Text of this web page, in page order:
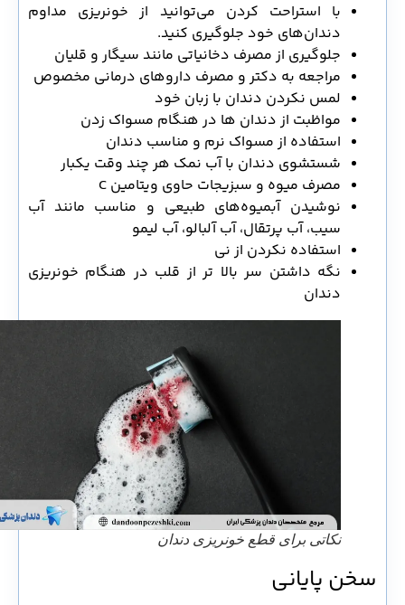
با استراحت کردن می‌توانید از خونریزی مداوم
دندان‌های خود جلوگیری کنید.
جلوگیری از مصرف دخانیاتی مانند سیگار و قلیان
مراجعه به دکتر و مصرف داروهای درمانی مخصوص
لمس نکردن دندان با زبان خود
مواظبت از دندان ها در هنگام مسواک زدن
استفاده از مسواک نرم و مناسب دندان
شستشوی دندان با آب نمک هر چند وقت یکبار
مصرف میوه و سبزیجات حاوی ویتامین C
نوشیدن آبمیوه‌های طبیعی و مناسب مانند آب
سیب، آب پرتقال، آب آلبالو، آب لیمو
استفاده نکردن از نی
نگه داشتن سر بالا تر از قلب در هنگام خونریزی
دندان
نکاتی برای قطع خونریزی دندان
سخن پایانی